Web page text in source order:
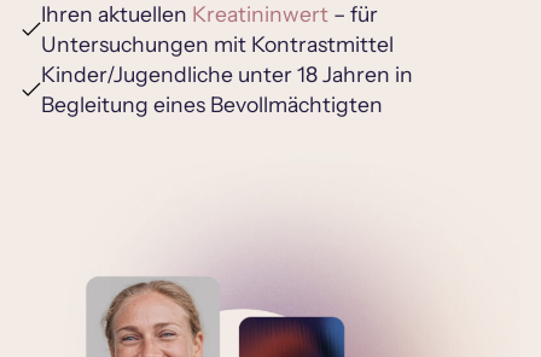
Prof. Dr. med. Mark Lüdde
Facharzt für Innere Medizin und Kardiologie
Sprachen: Deutsch, Englisch, Russisch,
Ihren aktuellen Kreatininwert – für
Untersuchungen mit Kontrastmittel
Kinder/Jugendliche unter 18 Jahren in
Begleitung eines Bevollmächtigten